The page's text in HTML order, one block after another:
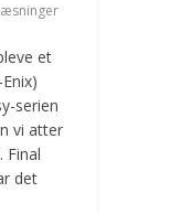
et
serien
vi atter
Final
det